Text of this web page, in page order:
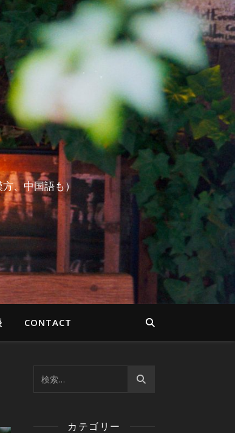
、中国語も）
CONTACT
カテゴリー